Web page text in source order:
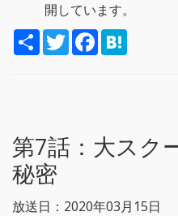
開しています。
S
h
T
w
F
a
第7話： 大スク
秘密
放送日：2020年03月15日